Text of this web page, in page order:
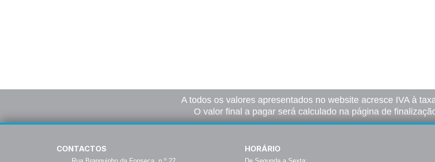
A todos os valores apresentados no website acresce IVA à
O valor final a pagar será calculado na página de
CONTACTOS HORÁRIO